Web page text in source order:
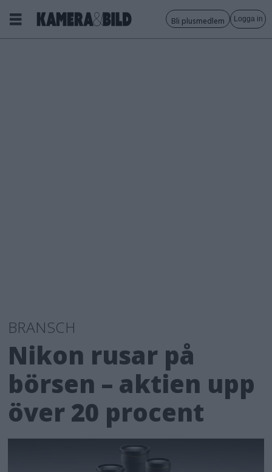
Bli plusmedlem Logga in
BRANSCH
Nikon rusar på
börsen – aktien upp
över 20 procent